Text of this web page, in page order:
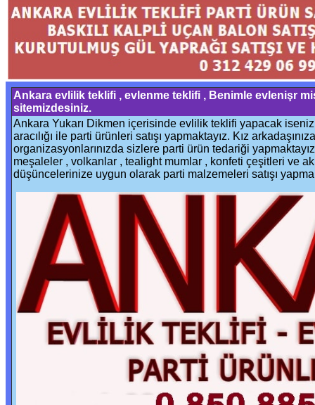
Ankara evlilik teklifi , evlenme teklifi , Benimle evlenişr
sitemizdesiniz.
Ankara Yukarı Dikmen içerisinde evlilik teklifi yapacak
aracılığı ile parti ürünleri satışı yapmaktayız. Kız
organizasyonlarınızda sizlere parti ürün tedariği
meşaleler , volkanlar , tealight mumlar , konfeti çeşitleri ve
düşüncelerinize uygun olarak parti malzemeleri satışı